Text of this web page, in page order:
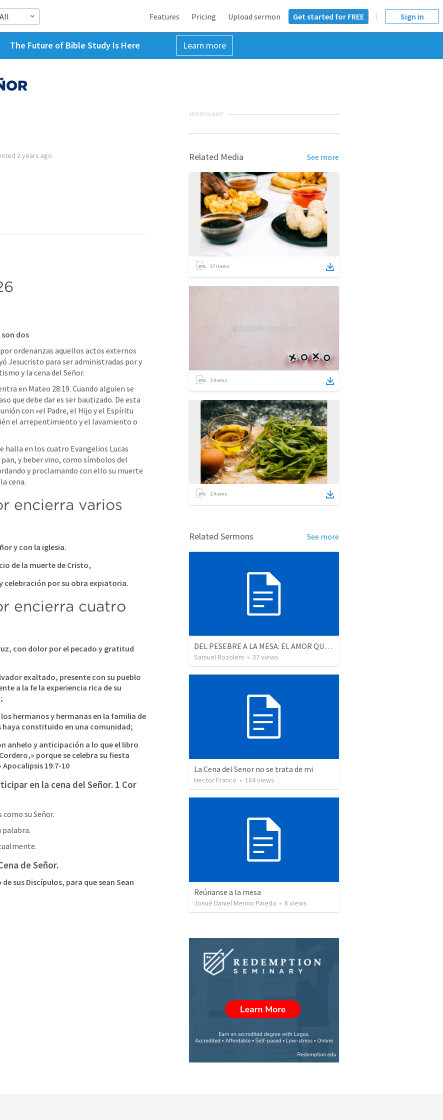
All Features Pricing Upload sermon Get started for FREE Sign in
The Future of Bible Study Is Here Learn more
2 years ago
dos
ordenanzas aquellos actos externos
Jesucristo para ser administradas por y
y la cena del Señor.
en Mateo 28:19. Cuando alguien se
que debe dar es ser bautizado. De esta
con «el Padre, el Hijo y el Espíritu
el arrepentimiento y el lavamiento o
halla en los cuatro Evangelios Lucas
y beber vino, como símbolos del
y proclamando con ello su muerte
cena.
encierra varios
y con la iglesia.
de la muerte de Cristo,
celebración por su obra expiatoria.
encierra cuatro
con dolor por el pecado y gratitud
exaltado, presente con su pueblo
a la fe la experiencia rica de su
hermanos y hermanas en la familia de
haya constituido en una comunidad;
anhelo y anticipación a lo que el libro
porque se celebra su fiesta
Apocalipsis 19:7-10
en la cena del Señor. 1 Cor
como su Señor.
palabra.
de Señor.
sus Discípulos, para que sean Sean
ADVERTISEMENT
Related Media See more
17 items
3 items
2items
Related Sermons See more
DEL PESEBRE A LA MESA: EL AMOR QUE SE ENTREGÓ POR NOSOTROS
Samuel Rozolem • 37views
La Cena del Senor no se trata de mi
Hector Franco • 184views
Reúnanse a la mesa
Josué Daniel Merino Pineda • 8 views